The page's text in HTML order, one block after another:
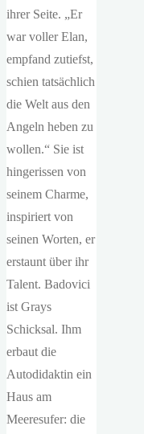
ihrer Seite. „Er
war voller Elan,
empfand zutiefst,
schien tatsächlich
die Welt aus den
Angeln heben zu
wollen.“ Sie ist
hingerissen von
seinem Charme,
inspiriert von
seinen Worten, er
erstaunt über ihr
Talent. Badovici
ist Grays
Schicksal. Ihm
erbaut die
Autodidaktin ein
Haus am
Meeresufer: die